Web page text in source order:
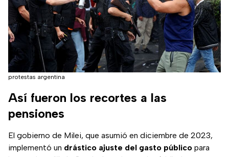
protestas argentina
Así fueron los recortes a las
pensiones
El gobierno de Milei, que asumió en diciembre de 2023,
implementó un drástico ajuste del gasto público para